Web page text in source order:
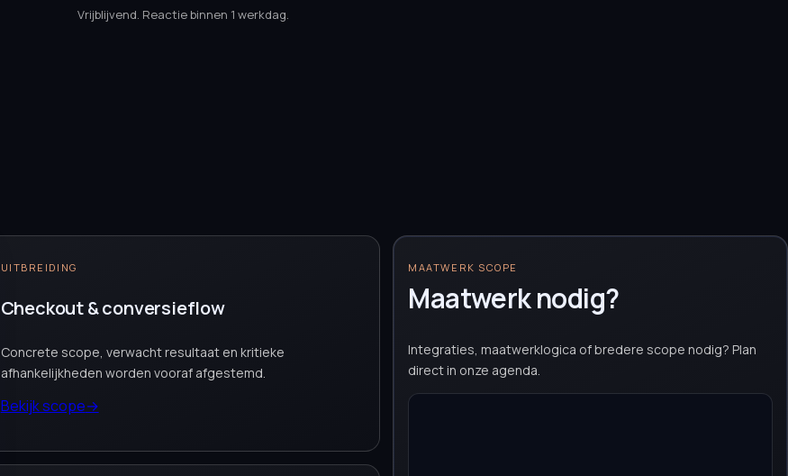
Vrijblijvend. Reactie binnen 1 werkdag.
UITBREIDING
Checkout & conversieflow
Concrete scope, verwacht resultaat en kritieke
afhankelijkheden worden vooraf afgestemd.
Bekijk scope→
MAATWERK SCOPE
Maatwerk nodig?
Integraties, maatwerklogica of bredere scope nodig? Plan
direct in onze agenda.